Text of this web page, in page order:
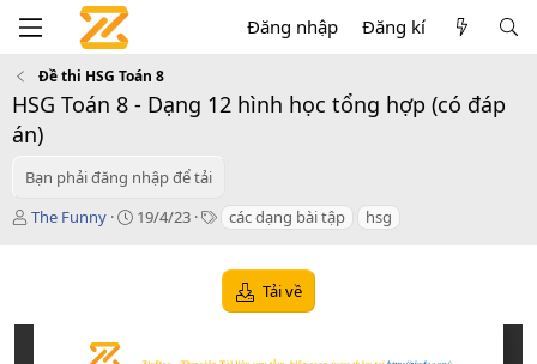
Đăng nhập Đăng kí
Đề thi HSG Toán 8
HSG Toán 8 - Dạng 12 hình học tổng hợp (có đáp
án)
Bạn phải đăng nhập để tải
T
ả
The Funny
C19/4/23
T
s
các dạng bài tập hsg
Tải về